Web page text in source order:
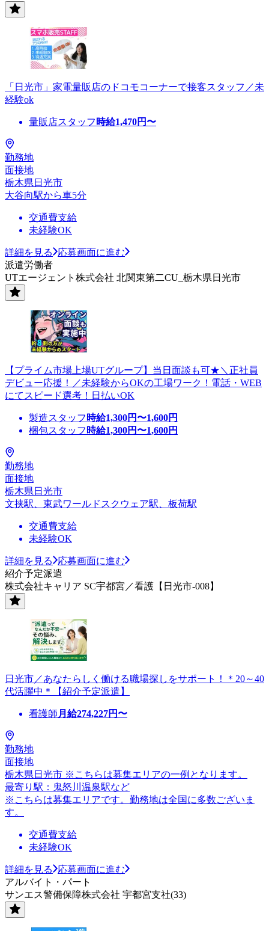
「日光市」家電量販店のドコモコーナーで接客スタッフ／未
経験ok
量販店スタッフ 時給1,470円〜
勤務地
面接地
栃木県日光市
大谷向駅から車5分
交通費支給
未経験OK
詳細を見る
応募画面に進む
派遣労働者
UTエージェント株式会社 北関東第二CU_栃木県日光市
【プライム市場上場UTグループ】当日面談も可★＼正社員
デビュー応援！／未経験からOKの工場ワーク！電話・WEB
にてスピード選考！日払いOK
製造スタッフ 時給1,300円〜1,600円
梱包スタッフ 時給1,300円〜1,600円
勤務地
面接地
栃木県日光市
文挟駅、東武ワールドスクウェア駅、板荷駅
交通費支給
未経験OK
詳細を見る
応募画面に進む
紹介予定派遣
株式会社キャリア SC宇都宮／看護【日光市-008】
日光市／あなたらしく働ける職場探しをサポート！＊20～40
代活躍中＊【紹介予定派遣】
看護師 月給274,227円〜
勤務地
面接地
栃木県日光市 ※こちらは募集エリアの一例となります。
最寄り駅：鬼怒川温泉駅など
※こちらは募集エリアです。勤務地は全国に多数ございま
す。
交通費支給
未経験OK
詳細を見る
応募画面に進む
アルバイト・パート
サンエス警備保障株式会社 宇都宮支社(33)